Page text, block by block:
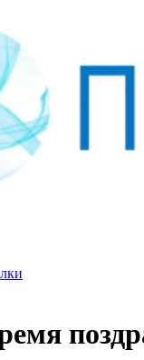
кажется